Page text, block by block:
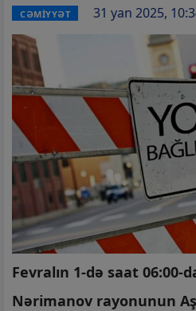
CƏMİYYƏT 31 yan 2025,
Fevralın 1-də saat 06:00-
Nərimanov rayonunun